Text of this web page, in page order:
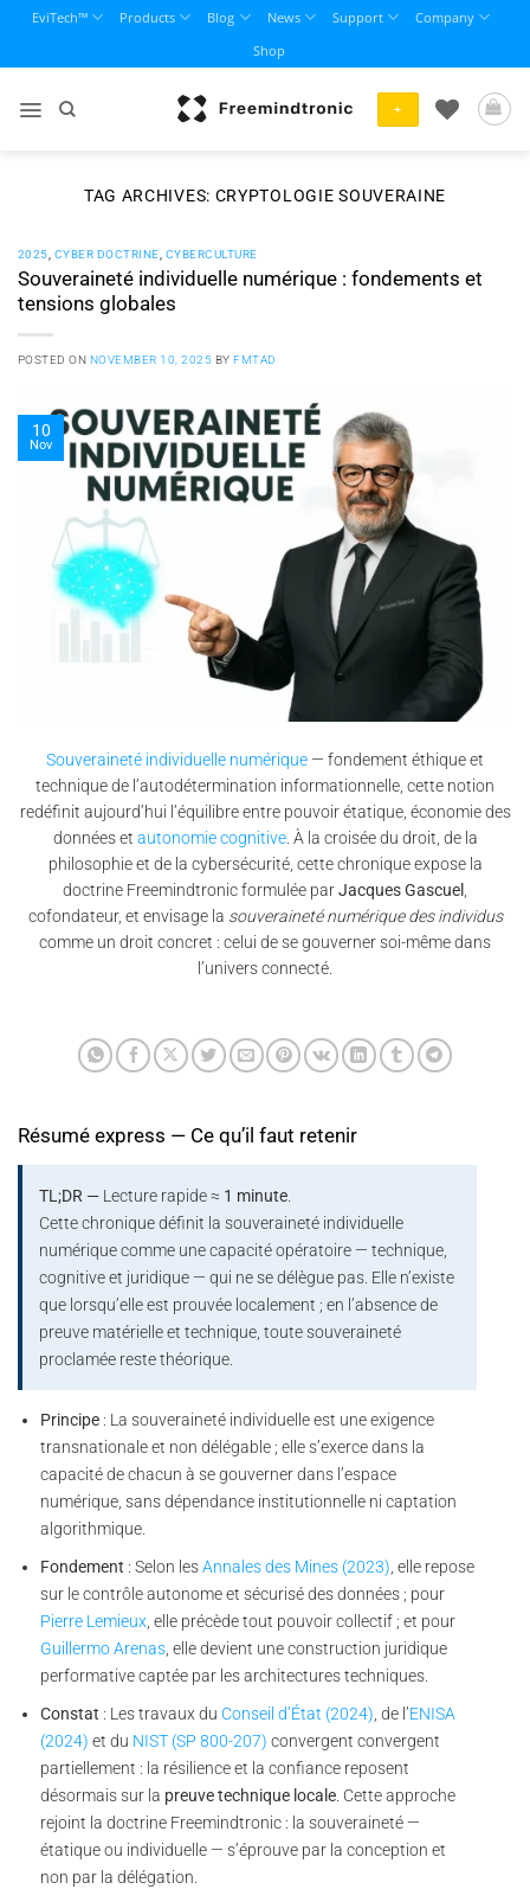
content
EviTech™ Products Blog News Support
Company
Shop
+
TAG ARCHIVES: CRYPTOLOGIE SOUVERAINE
2025 CYBER DOCTRINE CYBERCULTURE
Souveraineté individuelle numérique : fondements et
tensions globales
POSTED ON NOVEMBER 10, 2025 BYFMTAD
10
Nov
Souveraineté individuelle numérique — fondement éthique et
technique de l’autodétermination informationnelle, cette notion
redéfinit aujourd’hui l’équilibre entre pouvoir étatique, économie des
données et autonomie cognitive. À la croisée du droit, de la
philosophie et de la cybersécurité, cette chronique expose la
doctrine Freemindtronic formulée parJacques Gascuel
cofondateur, et envisage la souveraineté numérique des individus
comme un droit concret : celui de se gouverner soi-même dans
l’univers connecté.
Résumé express — Ce qu’il faut retenir
TL;DR — Lecture rapide ≈ 1 minute.
Cette chronique définit la souveraineté individuelle
numérique comme une capacité opératoire — technique,
cognitive et juridique — qui ne se délègue pas. Elle n’existe
que lorsqu’elle est prouvée localement ; en l’absence de
preuve matérielle et technique, toute souveraineté
proclamée reste théorique.
Principe: La souveraineté individuelle est une exigence
transnationale et non délégable ; elle s’exerce dans la
capacité de chacun à se gouverner dans l’espace
numérique, sans dépendance institutionnelle ni captation
algorithmique.
Fondement : Selon lesAnnales des Mines (2023), elle repose
sur le contrôle autonome et sécurisé des données ; pour
Pierre Lemieux, elle précède tout pouvoir collectif ; et pour
Guillermo Arenas, elle devient une construction juridique
performative captée par les architectures techniques.
Constat : Les travaux du Conseil d’État (2024), de l’ENISA
(2024) et du NIST (SP 800-207) convergent convergent
partiellement : la résilience et la confiance reposent
désormais sur la preuve technique locale. Cette approche
rejoint la doctrine Freemindtronic : la souveraineté —
étatique ou individuelle — s’éprouve par la conception et
non par la délégation.